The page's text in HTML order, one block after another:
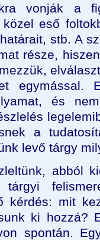
vonják a
eső
stb. A
része,
egymással.
és
a
levő tárgy
abból
kérdés: mit
ki hozzá?
spontán.